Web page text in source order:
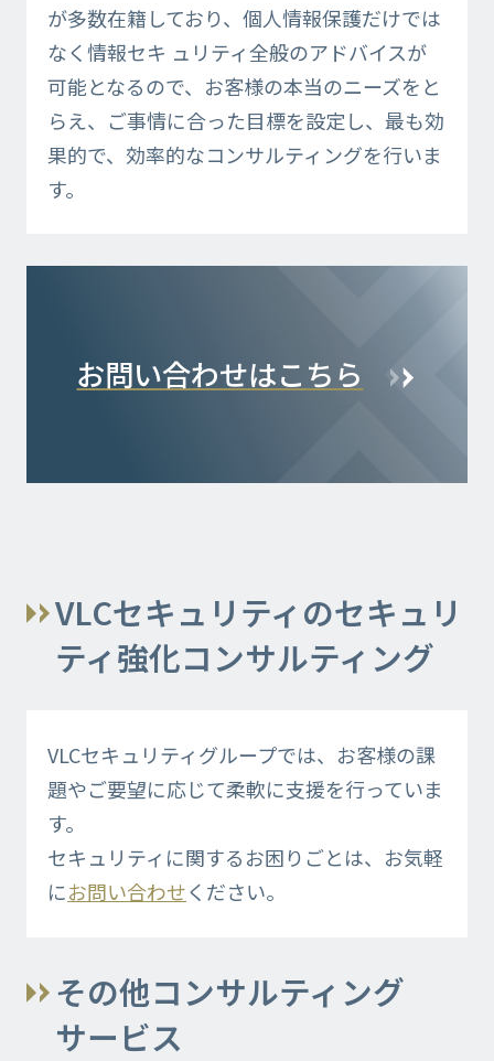
が多数在籍しており、個人情報保護だけでは
なく情報セキ ュリティ全般のアドバイスが
可能となるので、お客様の本当のニーズをと
らえ、ご事情に合った目標を設定し、最も効
果的で、効率的なコンサルティングを行いま
す。
お問い合わせはこちら
VLCセキュリティのセキュリ
ティ強化コンサルティング
VLCセキュリティグループでは、お客様の課
題やご要望に応じて柔軟に支援を行っていま
す。
セキュリティに関するお困りごとは、お気軽
にお問い合わせください。
その他コンサルティング
サービス